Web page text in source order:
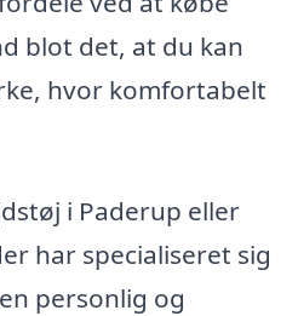
blot det, at du kan
hvor komfortabelt
i Paderup eller
har specialiseret sig
personlig og